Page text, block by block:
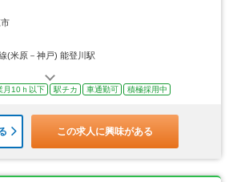
(米原－神戸) 能登川駅
月10ｈ以下 駅チカ 車通勤可 積極採用中
この求人に興味がある